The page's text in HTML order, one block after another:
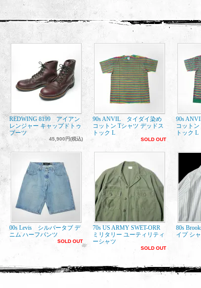
REDWING 8199 アイアン
レンジャー キャップドトゥ
ブーツ
45,900円(税込)
90s ANVIL タイダイ染め
コットン Tシャツ デッドス
トック L
SOLD OUT
90s
コットン
トック L
00s Levis シルバータブ デ
ニム ハーフパンツ
SOLD OUT
70s US ARMY SWET-ORR
ミリタリー ユーティリティ
ーシャツ
SOLD OUT
80s
イプ シ